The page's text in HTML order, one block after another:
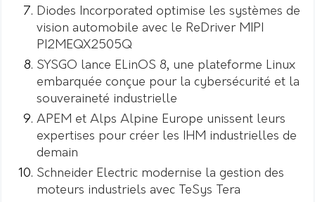
Diodes Incorporated optimise les systèmes de
vision automobile avec le ReDriver MIPI
PI2MEQX2505Q
SYSGO lance ELinOS 8, une plateforme Linux
embarquée conçue pour la cybersécurité et la
souveraineté industrielle
APEM et Alps Alpine Europe unissent leurs
expertises pour créer les IHM industrielles de
demain
Schneider Electric modernise la gestion des
moteurs industriels avec TeSys Tera